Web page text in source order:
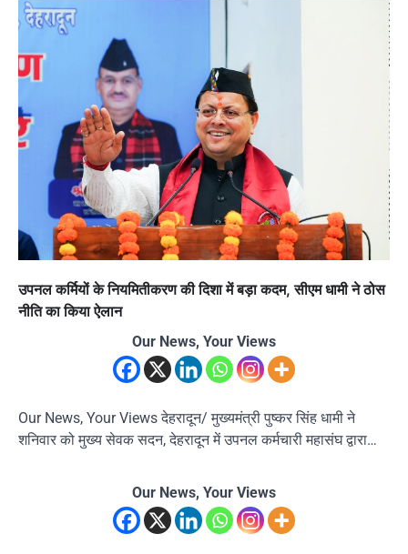
उपनल कर्मियों के नियमितीकरण की दिशा में बड़ा कदम, सीएम धामी ने ठोस
नीति का किया ऐलान
Our News, Your Views
Our News, Your Views देहरादून/ मुख्यमंत्री पुष्कर सिंह धामी ने
शनिवार को मुख्य सेवक सदन, देहरादून में उपनल कर्मचारी महासंघ द्वारा…
Our News, Your Views